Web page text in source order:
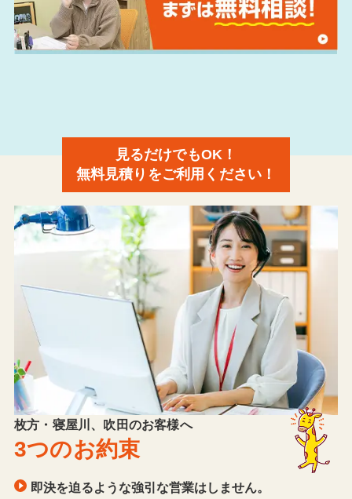
見るだけでもOK！
無料見積りをご利用ください！
枚方・寝屋川、吹田のお客様へ
3つのお約束
即決を迫るような強引な営業はしません。